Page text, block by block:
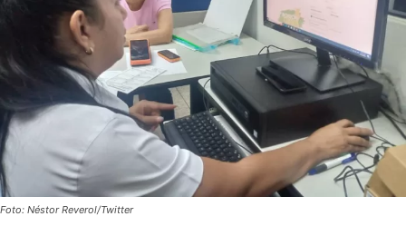
Foto: Néstor Reverol/Twitter